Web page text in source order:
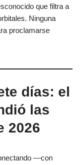
que filtra a
Ninguna
proclamarse
días: el
las
2026
—con